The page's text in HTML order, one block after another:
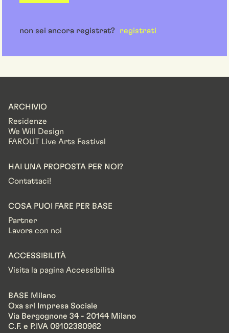
non sei ancora registrat? registrati
ARCHIVIO
Residenze
We Will Design
FAROUT Live Arts Festival
HAI UNA PROPOSTA PER NOI?
Contattaci!
COSA PUOI FARE PER BASE
Partner
Lavora con noi
ACCESSIBILITÀ
Visita la pagina Accessibilità
BASE Milano
Oxa srl Impresa Sociale
Via Bergognone 34 - 20144 Milano
C.F. e P.IVA 09102380962